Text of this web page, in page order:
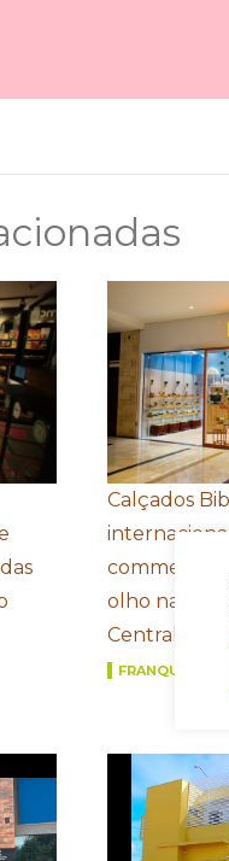
Calçados
commerce
olho na
Central
FRANQUIAS